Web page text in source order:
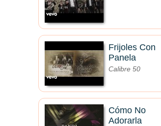
Frijoles Con
Panela
Calibre 50
Cómo No
Adorarla